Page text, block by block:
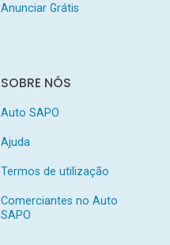
Anunciar Grátis
SOBRE NÓS
Auto SAPO
Ajuda
Termos de utilização
Comerciantes no Auto
SAPO